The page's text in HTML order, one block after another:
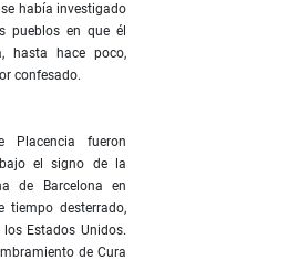
había investigado
pueblos en que él
hasta hace poco,
confesado.
Placencia fueron
el signo de la
de Barcelona en
tiempo desterrado,
Estados Unidos.
de Cura